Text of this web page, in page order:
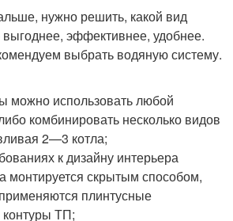
нужно решить, какой вид
эффективнее, удобнее.
выбрать водяную систему.
можно использовать любой
комбинировать несколько видов
2—3 котла;
к дизайну интерьера
монтируется скрытым способом,
плинтусные
контуры ТП;